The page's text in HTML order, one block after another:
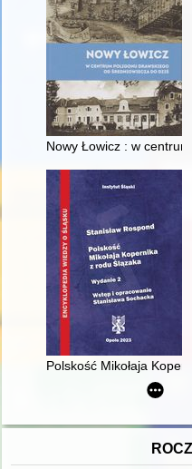
Nowy Łowicz : w
Polskość Mikołaja